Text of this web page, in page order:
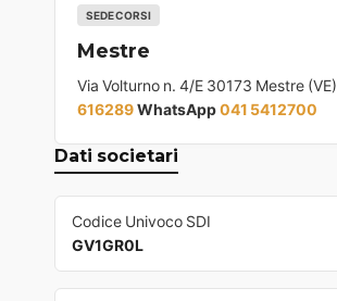
SEDE CORSI
Mestre
Via Volturno n. 4/E 30173 Mestre (VE)
616289WhatsApp041 5412700
Dati societari
Codice Univoco SDI
GV1GR0L